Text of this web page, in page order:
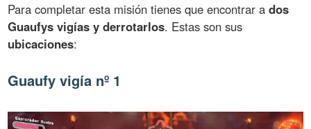
Para completar esta misión tienes que encontrar ados
Guaufys vigías y derrotarlos. Estas son sus
ubicaciones:
Guaufy vigía nº 1